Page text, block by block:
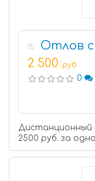
15
Отлов
2 500 руб.
0
Дистанционный
2500 руб. за